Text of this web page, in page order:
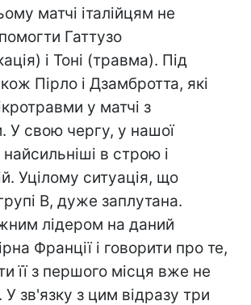
матчі італійцям не
Гаттузо
і Тоні (травма). Під
Пірло і Дзамбротта, які
у матчі з
У свою чергу, у нашої
в строю і
Уцілому ситуація, що
В, дуже заплутана.
лідером на даний
Франції і говорити про те,
її з першого місця вже не
зв'язку з цим відразу три